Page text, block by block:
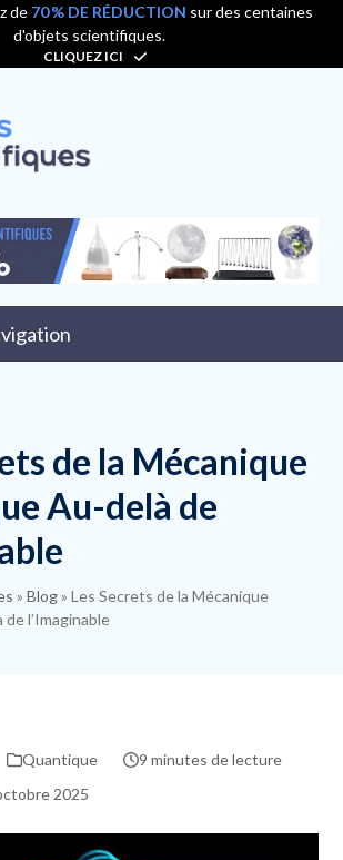
de 70 % DE RÉDUCTION sur des centaines
d'objets scientifiques.
CLIQUEZ ICI
de la Mécanique
Au-delà de
»Blog»Les Secrets de la Mécanique
l’Imaginable
Quantique
9 minutes de lecture
2025